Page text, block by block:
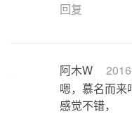
回复
阿木W
嗯，慕名而来
感觉不错，